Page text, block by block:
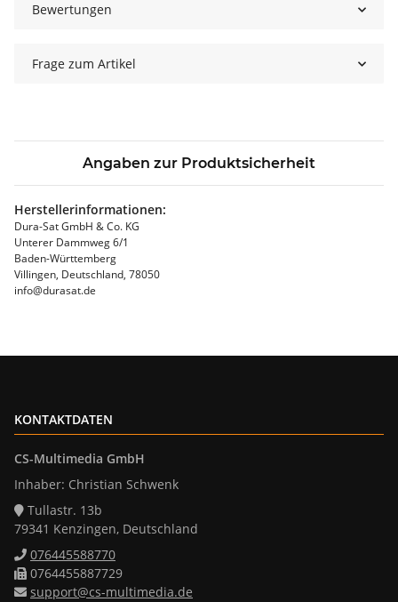
Bewertungen
Frage zum Artikel
Angaben zur Produktsicherheit
Herstellerinformationen:
Dura-Sat GmbH & Co. KG
Unterer Dammweg 6/1
Baden-Württemberg
Villingen, Deutschland, 78050
info@durasat.de
KONTAKTDATEN
CS-Multimedia GmbH
Inhaber: Christian Schwenk
Tullastr. 13b
79341 Kenzingen, Deutschland
076445588770
0764455887729
support@cs-multimedia.de